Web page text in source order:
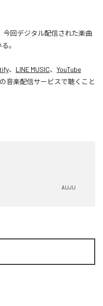
今回デジタル配信された楽曲
。
、 LINE MUSIC、 YouTube
音楽配信サービスで聴くこと
AUJU